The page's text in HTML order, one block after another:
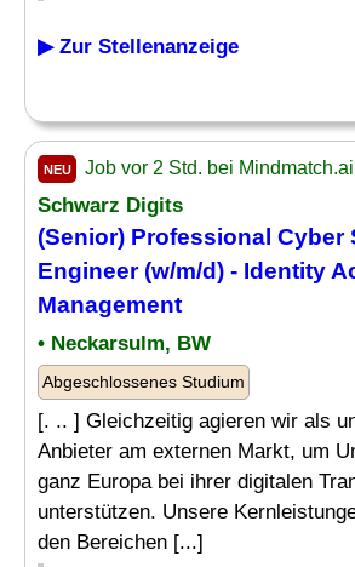
▶ Zur Stellenanzeige
NEU Job vor 2 Std. bei
Schwarz Digits
(Senior) Professional Cyber
Engineer (w/m/d) - Identity
Management
• Neckarsulm, BW
Abgeschlossenes Studium
[. .. ] Gleichzeitig agieren wir als
Anbieter am externen Markt, um
ganz Europa bei ihrer digitalen
unterstützen. Unsere
den Bereichen [...]